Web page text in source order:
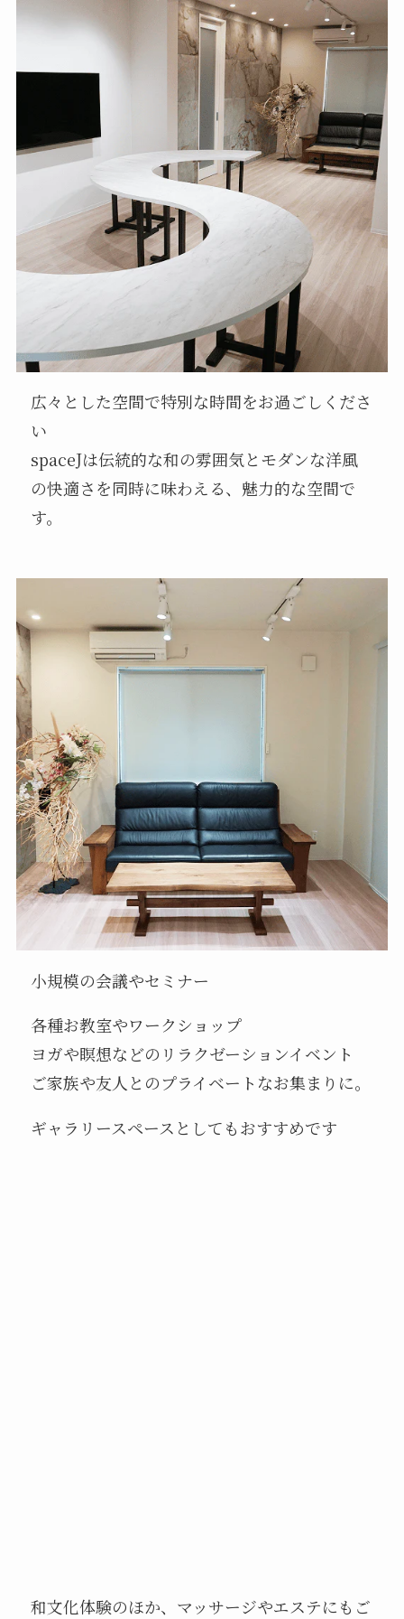
広々とした空間で特別な時間をお過ごしくださ
い
spaceJは伝統的な和の雰囲気とモダンな洋風
の快適さを同時に味わえる、魅力的な空間で
す。
小規模の会議やセミナー
各種お教室やワークショップ
ヨガや瞑想などのリラクゼーションイベント
ご家族や友人とのプライベートなお集まりに。
ギャラリースペースとしてもおすすめです
和文化体験のほか、マッサージやエステにもご